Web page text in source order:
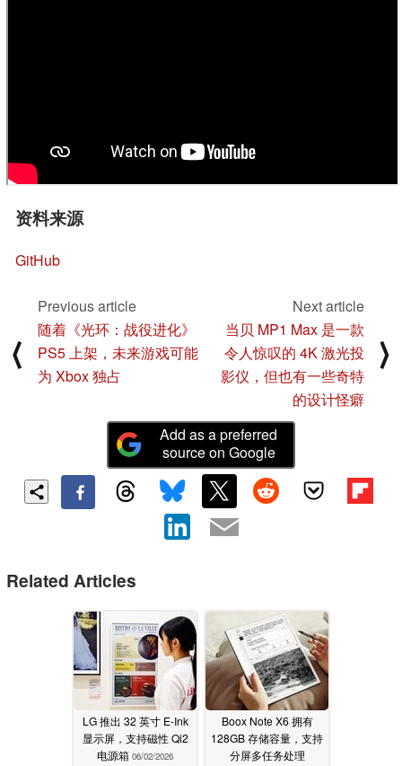
资料来源
GitHub
⟨
Previous article
随着《光环：战役进化》
PS5 上架，未来游戏可能
为 Xbox 独占
Next article
当贝 MP1 Max 是一款
令人惊叹的 4K 激光投
影仪，但也有一些奇特
的设计怪癖
⟩
Add as a preferred
source on Google
Related Articles
LG 推出 32 英寸 E-Ink
显示屏，支持磁性 Qi2
电源箱 06/02/2026
Boox Note X6 拥有
128GB 存储容量，支持
分屏多任务处理